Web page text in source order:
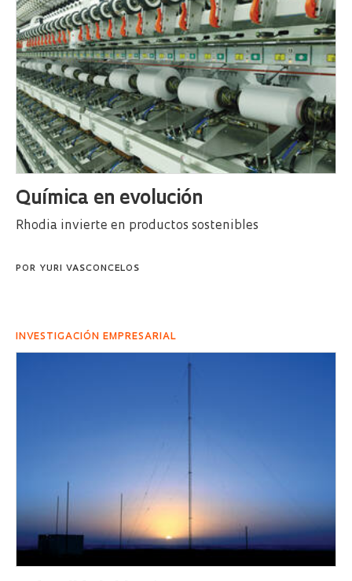
Química en evolución
Rhodia invierte en productos sostenibles
POR YURI VASCONCELOS
INVESTIGACIÓN EMPRESARIAL